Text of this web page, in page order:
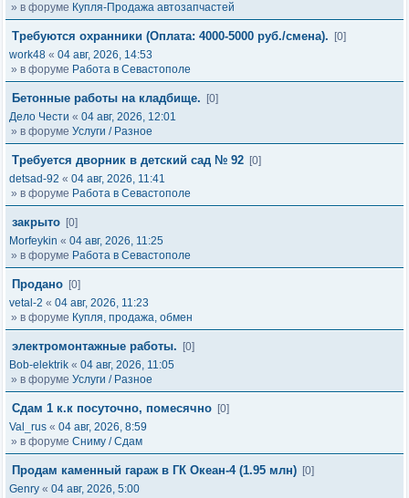
» в форуме Купля-Продажа автозапчастей
Требуются охранники (Оплата: 4000-5000 руб./смена).
[0]
work48 « 04 авг, 2026, 14:53
» в форуме Работа в Севастополе
Бетонные работы на кладбище.
[0]
Дело Чести « 04 авг, 2026, 12:01
» в форуме Услуги / Разное
Требуется дворник в детский сад № 92 [0]
detsad-92 « 04 авг, 2026, 11:41
» в форуме Работа в Севастополе
закрыто [0]
Morfeykin « 04 авг, 2026, 11:25
» в форуме Работа в Севастополе
Продано [0]
vetal-2 « 04 авг, 2026, 11:23
» в форуме Купля, продажа, обмен
электромонтажные работы.
[0]
Bob-elektrik « 04 авг, 2026, 11:05
» в форуме Услуги / Разное
Сдам 1 к.к посуточно, помесячно [0]
Val_rus « 04 авг, 2026, 8:59
» в форуме Сниму / Сдам
Продам каменный гараж в ГК Океан-4 (1.95 млн) [0]
Genry « 04 авг, 2026, 5:00